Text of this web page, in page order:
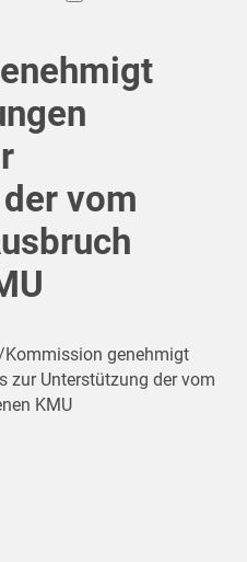
vom
Kommission genehmigt
zur Unterstützung der vom
KMU